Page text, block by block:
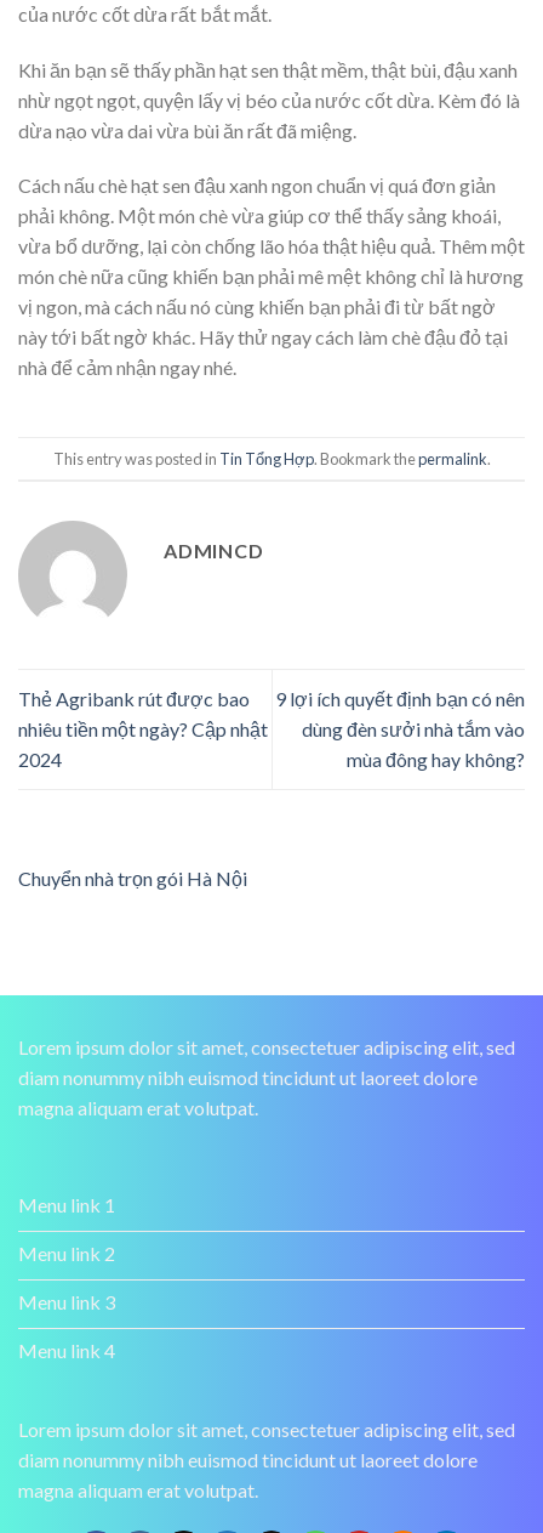
của nước cốt dừa rất bắt mắt.
Khi ăn bạn sẽ thấy phần hạt sen thật mềm, thật bùi, đậu xanh
nhừ ngọt ngọt, quyện lấy vị béo của nước cốt dừa. Kèm đó là
dừa nạo vừa dai vừa bùi ăn rất đã miệng.
Cách nấu chè hạt sen đậu xanh ngon chuẩn vị quá đơn giản
phải không. Một món chè vừa giúp cơ thể thấy sảng khoái,
vừa bổ dưỡng, lại còn chống lão hóa thật hiệu quả. Thêm một
món chè nữa cũng khiến bạn phải mê mệt không chỉ là hương
vị ngon, mà cách nấu nó cùng khiến bạn phải đi từ bất ngờ
này tới bất ngờ khác. Hãy thử ngay cách làm chè đậu đỏ tại
nhà để cảm nhận ngay nhé.
This entry was posted in Tin Tổng Hợp. Bookmark thepermalink.
ADMINCD
Thẻ Agribank rút được bao
nhiêu tiền một ngày? Cập nhật
2024
9 lợi ích quyết định bạn có nên
dùng đèn sưởi nhà tắm vào
mùa đông hay không?
Chuyển nhà trọn gói Hà Nội
Lorem ipsum dolor sit amet, consectetuer adipiscing elit, sed
diam nonummy nibh euismod tincidunt ut laoreet dolore
magna aliquam erat volutpat.
Menu link 1
Menu link 2
Menu link 3
Menu link 4
Lorem ipsum dolor sit amet, consectetuer adipiscing elit, sed
diam nonummy nibh euismod tincidunt ut laoreet dolore
magna aliquam erat volutpat.